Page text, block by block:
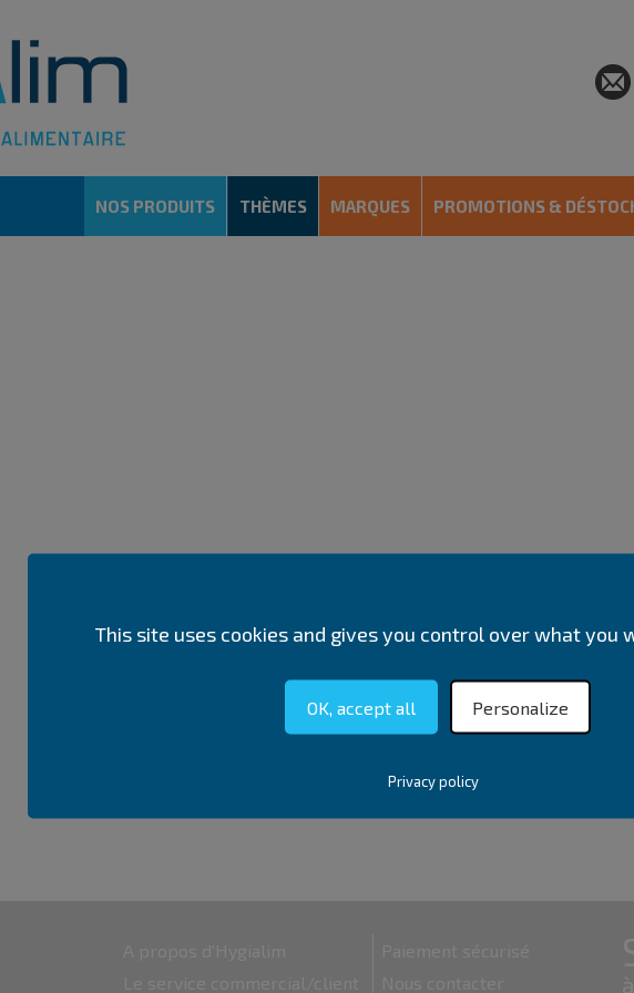
NOS PRODUITS THÈMES MARQUES PROMOTIONS &
This site uses cookies and gives you control over what you
OK, accept all Personalize
Privacy policy